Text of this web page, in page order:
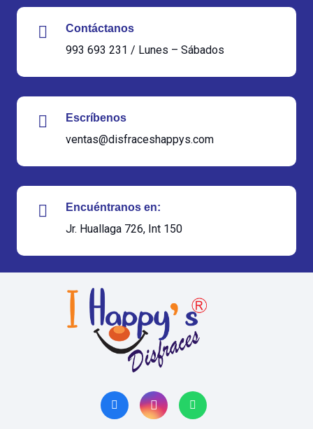
Contáctanos
993 693 231 / Lunes – Sábados
Escríbenos
ventas@disfraceshappys.com
Encuéntranos en:
Jr. Huallaga 726, Int 150